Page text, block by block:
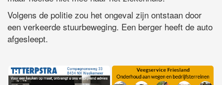
Volgens de politie zou het ongeval zijn ontstaan door
een verkeerde stuurbeweging. Een berger heeft de auto
afgesleept.